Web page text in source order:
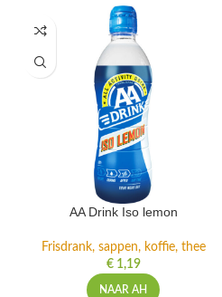
AA Drink Iso lemon
Frisdrank, sappen, koffie, thee
€1,19
NAAR AH